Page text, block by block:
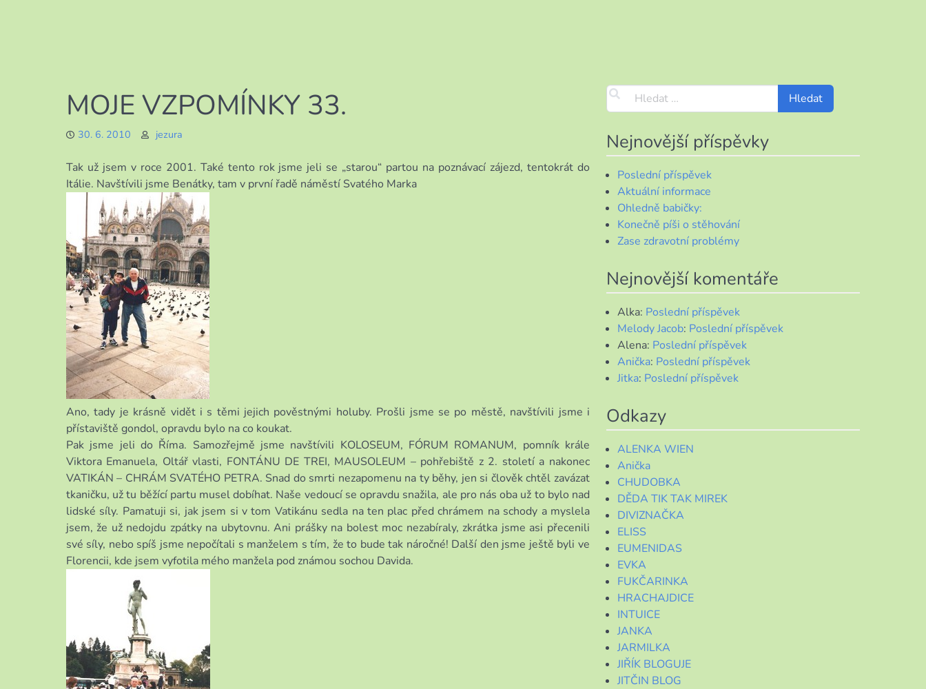
MOJE VZPOMÍNKY 33.
30. 6. 2010 jezura
Tak už jsem v roce 2001. Také tento rok jsme jeli se „starou“ partou na poznávací zájezd, tentokrát do
Itálie. Navštívili jsme Benátky, tam v první řadě náměstí Svatého Marka
Ano, tady je krásně vidět i s těmi jejich pověstnými holuby. Prošli jsme se po městě, navštívili jsme i
přístaviště gondol, opravdu bylo na co koukat.
Pak jsme jeli do Říma. Samozřejmě jsme navštívili KOLOSEUM, FÓRUM ROMANUM, pomník krále
Viktora Emanuela, Oltář vlasti, FONTÁNU DE TREI, MAUSOLEUM – pohřebiště z 2. století a nakonec
VATIKÁN – CHRÁM SVATÉHO PETRA. Snad do smrti nezapomenu na ty běhy, jen si člověk chtěl zavázat
tkaničku, už tu běžící partu musel dobíhat. Naše vedoucí se opravdu snažila, ale pro nás oba už to bylo nad
lidské síly. Pamatuji si, jak jsem si v tom Vatikánu sedla na ten plac před chrámem na schody a myslela
jsem, že už nedojdu zpátky na ubytovnu. Ani prášky na bolest moc nezabíraly, zkrátka jsme asi přecenili
své síly, nebo spíš jsme nepočítali s manželem s tím, že to bude tak náročné! Další den jsme ještě byli ve
Florencii, kde jsem vyfotila mého manžela pod známou sochou Davida.
Nejnovější příspěvky
Poslední příspěvek
Aktuální informace
Ohledně babičky:
Konečně píši o stěhování
Zase zdravotní problémy
Nejnovější komentáře
Alka: Poslední příspěvek
Melody Jacob: Poslední příspěvek
Alena: Poslední příspěvek
Anička: Poslední příspěvek
Jitka: Poslední příspěvek
Odkazy
ALENKA WIEN
Anička
CHUDOBKA
DĚDA TIK TAK MIREK
DIVIZNAČKA
ELISS
EUMENIDAS
EVKA
FUKČARINKA
HRACHAJDICE
INTUICE
JANKA
JARMILKA
JIŘÍK BLOGUJE
JITČIN BLOG